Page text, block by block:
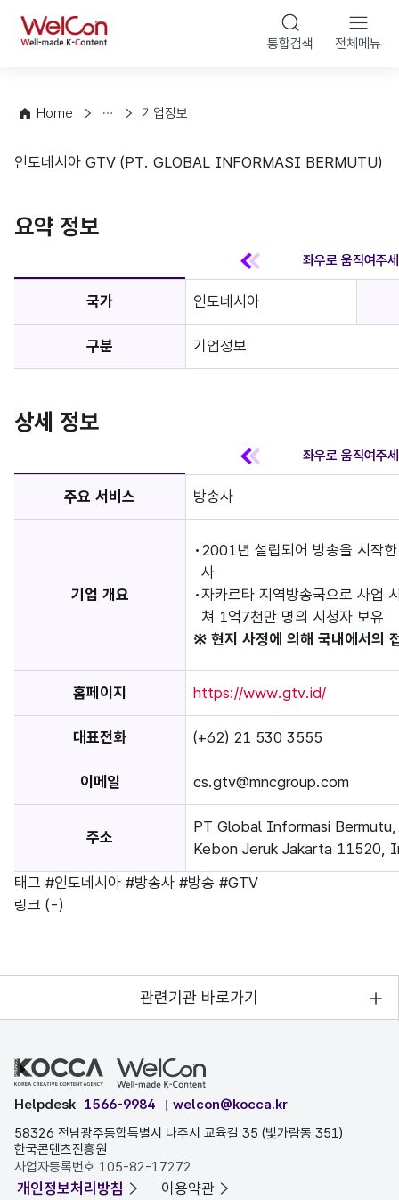
WelCon 통합검색 전체메뉴
Home
컨
팅
해
기
정
기업정보
기업정보
인도네시아 GTV (PT. GLOBAL INFORMASI BERMUTU)
요약 정보
국가 인도네시아
구분 기업정보
상세 정보
주요 서비스 방송사
기업 개요
2001년 설립되어 방송을 시작
사
자카르타 지역방송국으로 사업
쳐 1억7천만 명의 시청자 보유
※ 현지 사정에 의해 국내에서의
홈페이지 https://www.gtv.id/
대표전화 (+62) 21 530 3555
이메일 cs.gtv@mncgroup.com
주소
PT Global Informasi
Kebon Jeruk Jakarta 11520,
태그 #인도네시아 #방송사 #방송 #GTV
링크 (-)
관련기관 바로가기
Helpdesk 1566-9984
welcon@kocca.kr
58326 전남광주통합특별시 나주시 교육길 35 (빛가람동 351)
한국콘텐츠진흥원
사업자등록번호 105-82-17272
개인정보처리방침
이용약관